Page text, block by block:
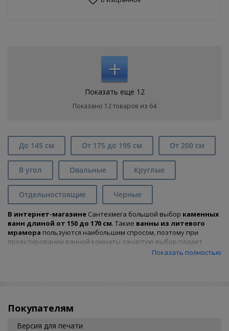
+
Показать еще 12
Показано 12 товаров из 64
До 145 см От 175 до 195 см От 200 см
В угол Овальные Круглые
Отдельностоящие Черные
В интернет-магазине Сантехмега большой выбор каменных
ванн длиной от 150 до 170 см. Такие ванны из литевого
мрамора пользуются наибольшим спросом, поэтому при
проектировании ванной комнаты зачастую выбор падает
именно на них. На данной странице нашего интернет-Показать полностью
Покупателям
Версия для печати